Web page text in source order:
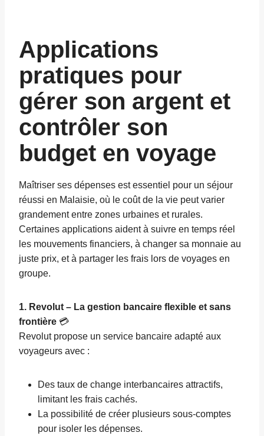
Applications
pratiques pour
gérer son argent et
contrôler son
budget en voyage
Maîtriser ses dépenses est essentiel pour un séjour
réussi en Malaisie, où le coût de la vie peut varier
grandement entre zones urbaines et rurales.
Certaines applications aident à suivre en temps réel
les mouvements financiers, à changer sa monnaie au
juste prix, et à partager les frais lors de voyages en
groupe.
1. Revolut – La gestion bancaire flexible et sans
frontière 💳
Revolut propose un service bancaire adapté aux
voyageurs avec :
Des taux de change interbancaires attractifs,
limitant les frais cachés.
La possibilité de créer plusieurs sous-comptes
pour isoler les dépenses.